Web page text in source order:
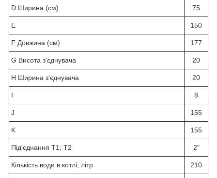
D Ширина (см) 75
E 150
F Довжина (см) 177
G Висота з'єднувача 20
H Ширина з'єднувача 20
I 8
J 155
K 155
Під'єднання Т1; Т2 2"
Кількість води в котлі, літр 210